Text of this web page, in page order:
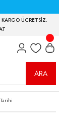
ÜCRETSİZ.
ARA